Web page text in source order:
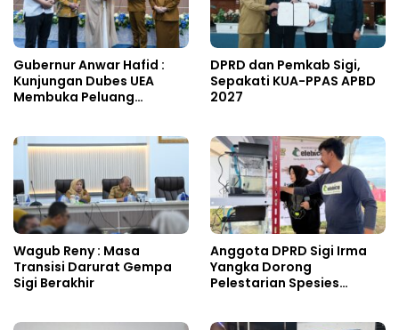
Gubernur Anwar Hafid :
Kunjungan Dubes UEA
Membuka Peluang
DPRD dan Pemkab Sigi,
Sepakati KUA-PPAS APBD
2027
Wagub Reny : Masa
Transisi Darurat Gempa
Sigi Berakhir
Anggota DPRD Sigi Irma
Yangka Dorong
Pelestarian Spesies